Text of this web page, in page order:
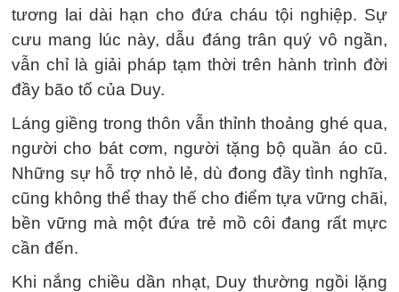
tương lai dài hạn cho đứa cháu tội nghiệp. Sự
cưu mang lúc này, dẫu đáng trân quý vô ngần,
vẫn chỉ là giải pháp tạm thời trên hành trình đời
đầy bão tố của Duy.
Láng giềng trong thôn vẫn thỉnh thoảng ghé qua,
người cho bát cơm, người tặng bộ quần áo cũ.
Những sự hỗ trợ nhỏ lẻ, dù đong đầy tình nghĩa,
cũng không thể thay thế cho điểm tựa vững chãi,
bền vững mà một đứa trẻ mồ côi đang rất mực
cần đến.
Khi nắng chiều dần nhạt, Duy thường ngồi lặng